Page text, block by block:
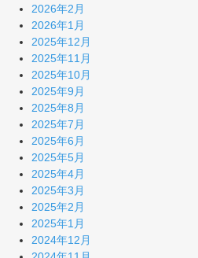
2026年2月
2026年1月
2025年12月
2025年11月
2025年10月
2025年9月
2025年8月
2025年7月
2025年6月
2025年5月
2025年4月
2025年3月
2025年2月
2025年1月
2024年12月